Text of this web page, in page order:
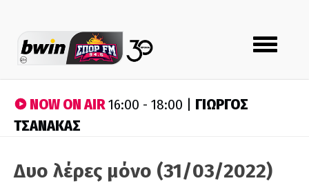
Toggle
navigation
NOW ON AIR16:00 - 18:00 | ΓΙΩΡΓΟΣ
ΤΣΑΝΑΚΑΣ
Δυο λέρες μόνο (31/03/2022)